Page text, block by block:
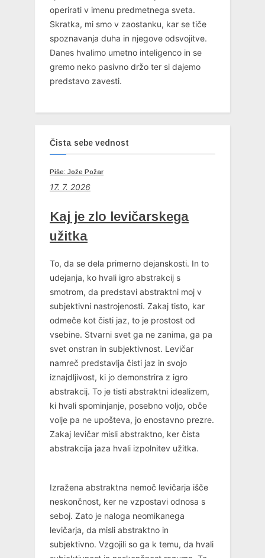
operirati v imenu predmetnega sveta.
Skratka, mi smo v zaostanku, kar se tiče
spoznavanja duha in njegove odsvojitve.
Danes hvalimo umetno inteligenco in se
gremo neko pasivno držo ter si dajemo
predstavo zavesti.
Čista sebe vednost
Piše: Jože Požar
17. 7. 2026
Kaj je zlo levičarskega
užitka
To, da se dela primerno dejanskosti. In to
udejanja, ko hvali igro abstrakcij s
smotrom, da predstavi abstraktni moj v
subjektivni nastrojenosti. Zakaj tisto, kar
odmeče kot čisti jaz, to je prostost od
vsebine. Stvarni svet ga ne zanima, ga pa
svet onstran in subjektivnost. Levičar
namreč predstavlja čisti jaz in svojo
iznajdljivost, ki jo demonstrira z igro
abstrakcij. To je tisti abstraktni idealizem,
ki hvali spominjanje, posebno voljo, obče
volje pa ne upošteva, jo enostavno prezre.
Zakaj levičar misli abstraktno, ker čista
abstrakcija jaza hvali izpolnitev užitka.
Izražena abstraktna nemoč levičarja išče
neskončnost, ker ne vzpostavi odnosa s
seboj. Zato je naloga neomikanega
levičarja, da misli abstraktno in
subjektivno. Vzgojili so ga k temu, da hvali